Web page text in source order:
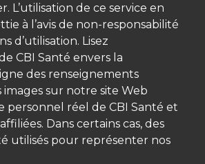
L’utilisation de ce service en
à l’avis de non-responsabilité
d’utilisation. Lisez
CBI Santé envers la
des renseignements
images sur notre site Web
personnel réel de CBI Santé et
Dans certains cas, des
utilisés pour représenter nos